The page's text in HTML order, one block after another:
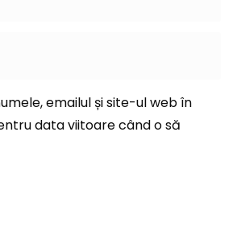
emailul și site-ul web în
data viitoare când o să